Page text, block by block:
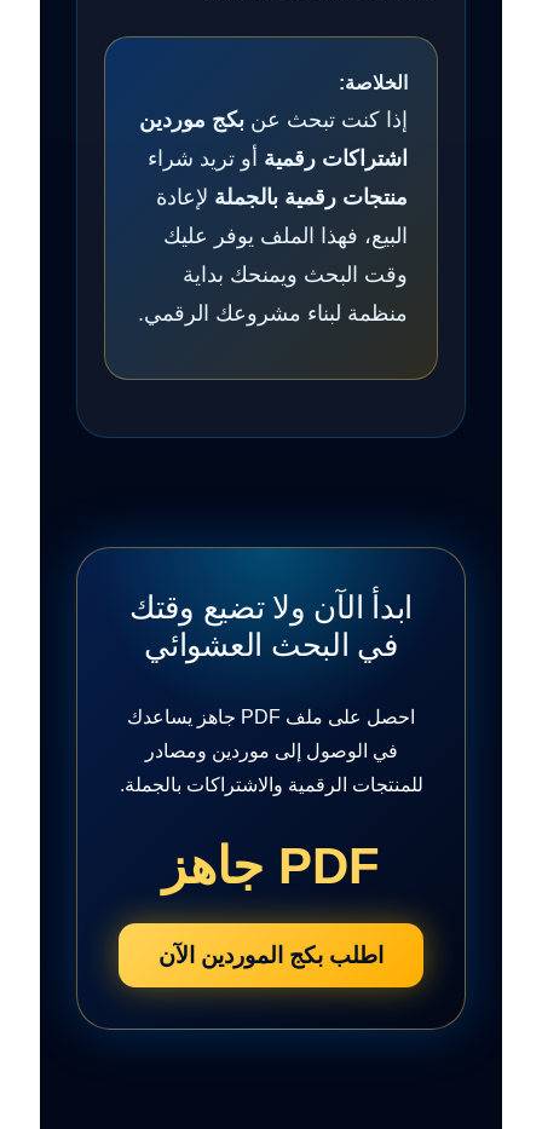
الخلاصة:
إذا كنت تبحث عنبكج موردين
اشتراكات رقمية أو تريد شراء
منتجات رقمية بالجملة لإعادة
البيع، فهذا الملف يوفر عليك
وقت البحث ويمنحك بداية
منظمة لبناء مشروعك الرقمي.
ابدأ الآن ولا تضيع وقتك
في البحث العشوائي
احصل على ملف PDF جاهز يساعدك
في الوصول إلى موردين ومصادر
للمنتجات الرقمية والاشتراكات بالجملة.
PDF جاهز
اطلب بكج الموردين الآن